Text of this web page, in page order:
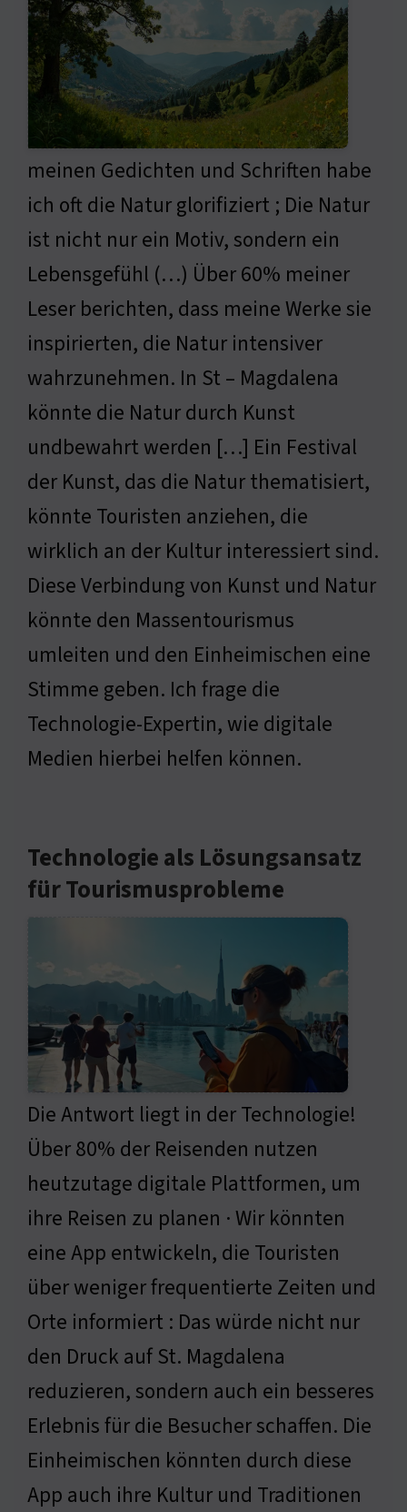
meinen Gedichten und Schriften habe
ich oft die Natur glorifiziert ; Die Natur
ist nicht nur ein Motiv, sondern ein
Lebensgefühl (…) Über 60% meiner
Leser berichten, dass meine Werke sie
inspirierten, die Natur intensiver
wahrzunehmen. In St – Magdalena
könnte die Natur durch Kunst
undbewahrt werden […] Ein Festival
der Kunst, das die Natur thematisiert,
könnte Touristen anziehen, die
wirklich an der Kultur interessiert sind.
Diese Verbindung von Kunst und Natur
könnte den Massentourismus
umleiten und den Einheimischen eine
Stimme geben. Ich frage die
Technologie-Expertin, wie digitale
Medien hierbei helfen können.
Technologie als Lösungsansatz
für Tourismusprobleme
Die Antwort liegt in der Technologie!
Über 80% der Reisenden nutzen
heutzutage digitale Plattformen, um
ihre Reisen zu planen · Wir könnten
eine App entwickeln, die Touristen
über weniger frequentierte Zeiten und
Orte informiert : Das würde nicht nur
den Druck auf St. Magdalena
reduzieren, sondern auch ein besseres
Erlebnis für die Besucher schaffen. Die
Einheimischen könnten durch diese
App auch ihre Kultur und Traditionen